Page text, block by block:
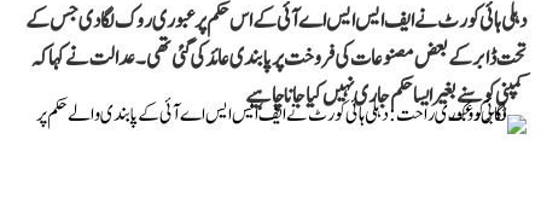
دہلی ہائی کورٹ نے ایف ایس ایس اے آئی کے اس حکم پر عبوری روک لگا دی جس کے
تحت ڈابر کے بعض مصنوعات کی فروخت پر پابندی عائد کی گئی تھی۔ عدالت نے کہا کہ
کمپنی کو سنے بغیر ایسا حکم جاری نہیں کیا جانا چاہیے